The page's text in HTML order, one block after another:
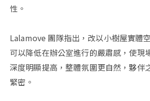
性。
Lalamove 團隊指出，改以小樹屋實體
可以降低在辦公室進行的嚴肅感，使現
深度明顯提高，整體氛圍更自然，夥伴
緊密。